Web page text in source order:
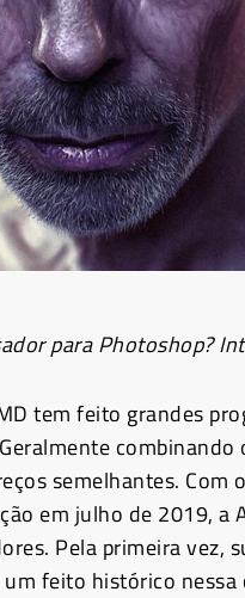
para Photoshop?
tem feito grandes
eralmente combinando
semelhantes. Com
em julho de 2019, a
Pela primeira vez,
feito histórico nessa